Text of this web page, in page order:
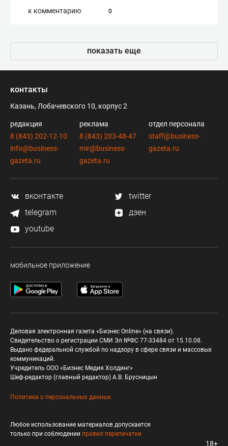
к комментарию 0
показать еще
контакты
Казань, Лобачевского 10, корпус 2
редакция
8 (843) 202-12-10
info@business-
gazeta.ru
реклама
8 (843) 203-48-47
mir@business-
gazeta.ru
отдел персонала
staff@business-
gazeta.ru
вконтакте
twitter
telegram
дзен
youtube
мобильное приложение
Деловая электронная газета «Бизнес Online» (на связи).
Свидетельство о регистрации СМИ Эл №ФС 77-33484 от 15.10.08.
Выдано федеральной службой по надзору в сфере связи и массовых
коммуникаций.
Учредитель ООО «Бизнес Медия Холдинг»
Шеф-редактор (главный редактор) А.В. Брусницын
Политика о персональных данных
Любое использование материалов допускается
только при соблюдении правил перепечатки
18+